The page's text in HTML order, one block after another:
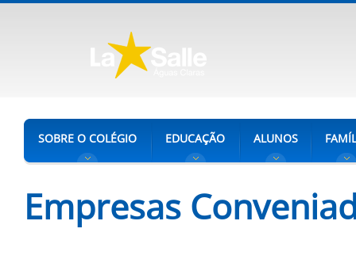
SOBRE O COLÉGIO EDUCAÇÃO ALUNOS
Empresas